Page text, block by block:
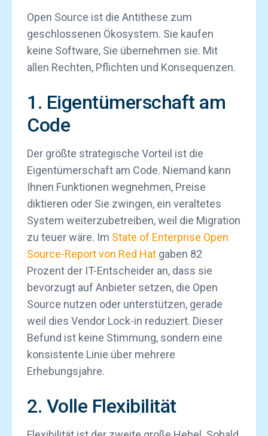
Open Source ist die Antithese zum
geschlossenen Ökosystem. Sie kaufen
keine Software, Sie übernehmen sie. Mit
allen Rechten, Pflichten und Konsequenzen.
1. Eigentümerschaft am
Code
Der größte strategische Vorteil ist die
Eigentümerschaft am Code. Niemand kann
Ihnen Funktionen wegnehmen, Preise
diktieren oder Sie zwingen, ein veraltetes
System weiterzubetreiben, weil die Migration
zu teuer wäre. Im State of Enterprise Open
Source-Report von Red Hat gaben 82
Prozent der IT-Entscheider an, dass sie
bevorzugt auf Anbieter setzen, die Open
Source nutzen oder unterstützen, gerade
weil dies Vendor Lock-in reduziert. Dieser
Befund ist keine Stimmung, sondern eine
konsistente Linie über mehrere
Erhebungsjahre.
2. Volle Flexibilität